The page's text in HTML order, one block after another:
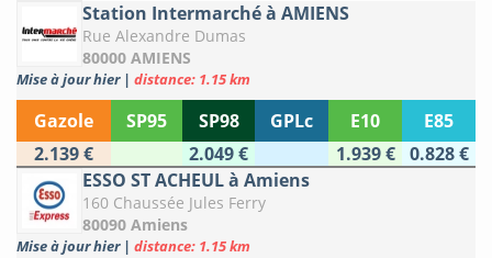
Station Intermarché à AMIENS
Rue Alexandre Dumas
80000 AMIENS
Mise à jour hier | distance: 1.15 km
Gazole SP95 SP98 GPLc E10
E85
2.139 €
2.049 € 1.939 €
0.828 €
ESSO ST ACHEUL à Amiens
160 Chaussée Jules Ferry
80090 Amiens
Mise à jour hier | distance: 1.15 km